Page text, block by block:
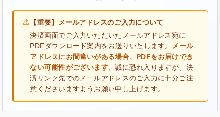
⚠ 【重要】メールアドレスのご入力について
決済画面でご入力いただいたメールアドレス宛に
PDFダウンロード案内をお送りいたします。
メール
アドレスにお間違いがある場合、PDFをお届けでき
ない可能性がございます。誠に恐れ入りますが、決
済リンク先でのメールアドレスのご入力に十分ご注
意くださいますようお願い申し上げます。